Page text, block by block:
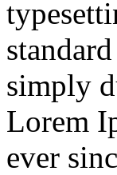
simply
Lorem
ever